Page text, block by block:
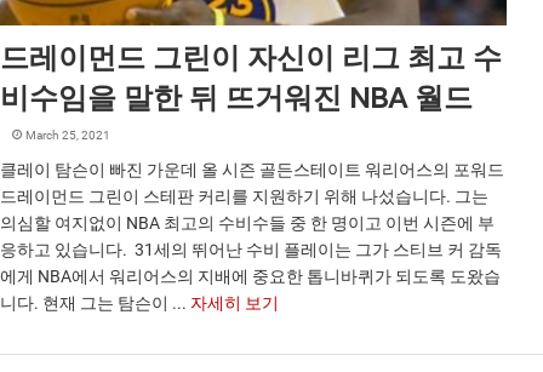
드레이먼드 그린이 자신이 리그 최고 수
비수임을 말한 뒤 뜨거워진 NBA 월드
March 25, 2021
클레이 탐슨이 빠진 가운데 올 시즌 골든스테이트 워리어스의 포워드
드레이먼드 그린이 스테판 커리를 지원하기 위해 나섰습니다. 그는
의심할 여지없이 NBA 최고의 수비수들 중 한 명이고 이번 시즌에 부
응하고 있습니다. 31세의 뛰어난 수비 플레이는 그가 스티브 커 감독
에게 NBA에서 워리어스의 지배에 중요한 톱니바퀴가 되도록 도왔습
니다. 현재 그는 탐슨이 ... 자세히 보기